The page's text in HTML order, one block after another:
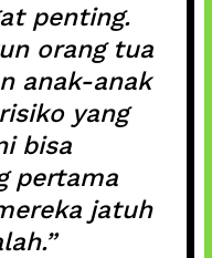
penting.
orang tua
anak-anak
yang
bisa
pertama
jatuh